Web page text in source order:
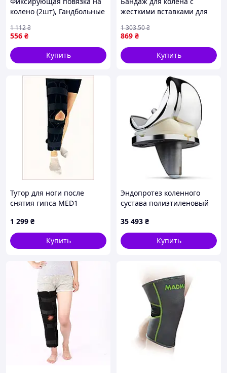
колено (2шт), Гандбольные
Наколенники для
коленного су Доставка по
Украине
556 ₴
1 112₴
Купить
жесткими вставками для
травм и операций на
суставе FLAME
869 ₴
1 303.50₴
Купить
Тутор для ноги после
снятия гипса MED1
1 299 ₴
Купить
Эндопротез коленного
сустава полиэтиленовый
11 мм для правого колена
G H 42-5221-009-11
35 493 ₴
Купить